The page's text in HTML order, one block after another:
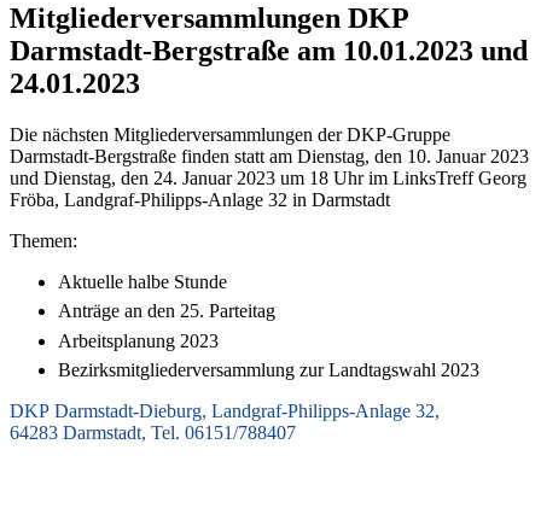
Mitgliederversammlungen DKP
Darmstadt-Bergstraße am 10.01.2023 und
24.01.2023
Die nächsten Mitgliederversammlungen der DKP-Gruppe
Darmstadt-Bergstraße finden statt am Dienstag, den 10. Januar 2023
und Dienstag, den 24. Januar 2023 um 18 Uhr im LinksTreff Georg
Fröba, Landgraf-Philipps-Anlage 32 in Darmstadt
Themen:
Aktuelle halbe Stunde
Anträge an den 25. Parteitag
Arbeitsplanung 2023
Bezirksmitgliederversammlung zur Landtagswahl 2023
DKP Darmstadt-Dieburg, Landgraf-Philipps-Anlage 32,
64283 Darmstadt, Tel. 06151/788407